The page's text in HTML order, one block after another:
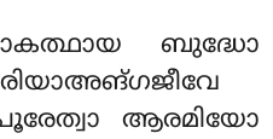
ബുദ്ധോ
ആരമിയോ